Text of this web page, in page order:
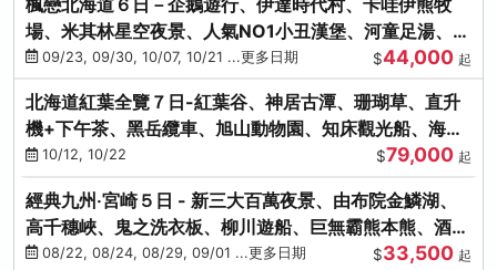
場、米其林星空夜景、人氣NO1小丑漢堡、河童足湯、奇
幻燈遊步道、洞爺花火
09/23, 09/30, 10/07, 10/21 ...更多日期 $44,000 起
北海道紅葉全覽７日-紅葉谷、神居古潭、珊瑚草、直升
機+下午茶、黑岳纜車、旭山動物園、知床觀光船、海膽
涮涮鍋(不進免稅店)
10/12, 10/22 $79,000 起
經典九州‧宮崎５日 - 新三大百萬夜景、由布院金鱗湖、
高千穗峽、鬼之洗衣板、柳川遊船、巨無霸熊本熊、酒造
見學試飲
08/22, 08/24, 08/29, 09/01 ...更多日期 $33,500 起